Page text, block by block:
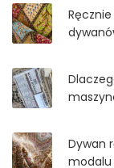
Dywan
modalu